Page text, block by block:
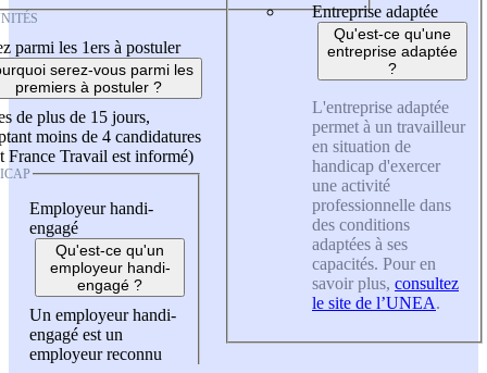
parmi les 1ers à postuler
serez-vous parmi les
premiers à postuler ?
de plus de 15 jours,
moins de 4 candidatures
France Travail est informé)
Employeur handi-
engagé
Qu'est-ce qu'un
employeur handi-
engagé ?
Un employeur handi-
engagé est un
employeur reconnu
Entreprise adaptée
Qu'est-ce qu'une
entreprise adaptée
?
L'entreprise adaptée
permet à un travailleur
en situation de
handicap d'exercer
une activité
professionnelle dans
des conditions
adaptées à ses
capacités. Pour en
savoir plus, consultez
le site de l’UNEA.